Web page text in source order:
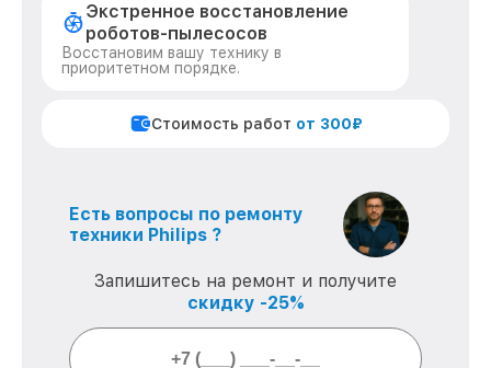
Экстренное восстановление
роботов-пылесосов
Восстановим вашу технику в
приоритетном порядке.
Стоимость работ от 300₽
Есть вопросы по ремонту
техники Philips ?
Запишитесь на ремонт и получите
скидку -25%